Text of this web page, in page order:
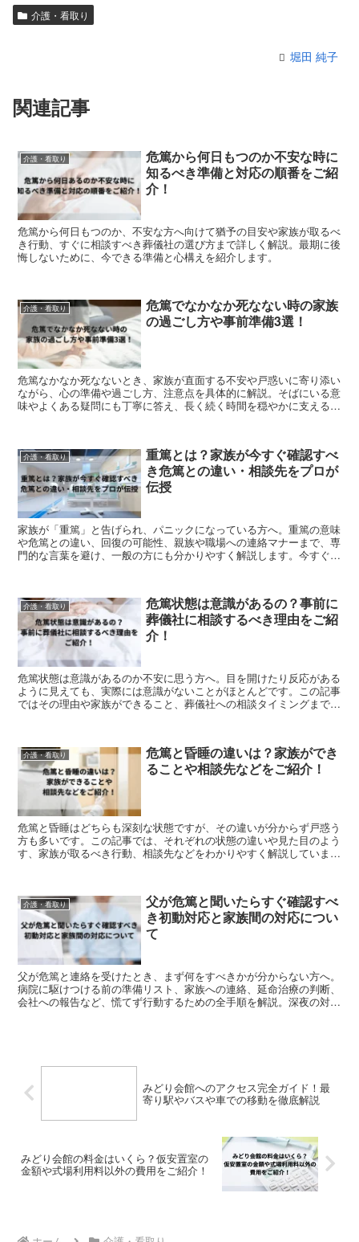
介護・看取り
堀田 純子
関連記事
介護・看取り
危篤から何日もつのか不安な時に
知るべき準備と対応の順番をご紹
介！
危篤から何日もつのか、不安な方へ向けて猶予の目安や家族が取るべ
き行動、すぐに相談すべき葬儀社の選び方まで詳しく解説。最期に後
悔しないために、今できる準備と心構えを紹介します。
介護・看取り
危篤でなかなか死なない時の家族
の過ごし方や事前準備3選！
危篤なかなか死なないとき、家族が直面する不安や戸惑いに寄り添い
ながら、心の準備や過ごし方、注意点を具体的に解説。そばにいる意
味やよくある疑問にも丁寧に答え、長く続く時間を穏やかに支えるヒ
介護・看取り
重篤とは？家族が今すぐ確認すべ
き危篤との違い・相談先をプロが
伝授
家族が「重篤」と告げられ、パニックになっている方へ。重篤の意味
や危篤との違い、回復の可能性、親族や職場への連絡マナーまで、専
門的な言葉を避け、一般の方にも分かりやすく解説します。今すぐ確
いのか」という不安を一つずつ解消し、家族として最善の行動が取れ
るようサポートします。
介護・看取り
危篤状態は意識があるの？事前に
葬儀社に相談するべき理由をご紹
介！
危篤状態は意識があるのか不安に思う方へ。目を開けたり反応がある
ように見えても、実際には意識がないことがほとんどです。この記事
ではその理由や家族ができること、葬儀社への相談タイミングまで丁
介護・看取り
危篤と昏睡の違いは？家族ができ
ることや相談先などをご紹介！
危篤と昏睡はどちらも深刻な状態ですが、その違いが分からず戸惑う
方も多いです。この記事では、それぞれの状態の違いや見た目のよう
す、家族が取るべき行動、相談先などをわかりやすく解説していま
介護・看取り
父が危篤と聞いたらすぐ確認すべ
き初動対応と家族間の対応につい
て
父が危篤と連絡を受けたとき、まず何をすべきかが分からない方へ。
病院に駆けつける前の準備リスト、家族への連絡、延命治療の判断、
会社への報告など、慌てず行動するための全手順を解説。深夜の対応
みどり会館へのアクセス完全ガイド！最
寄り駅やバスや車での移動を徹底解説
みどり会館の料金はいくら？仮安置室の
金額や式場利用料以外の費用をご紹介！